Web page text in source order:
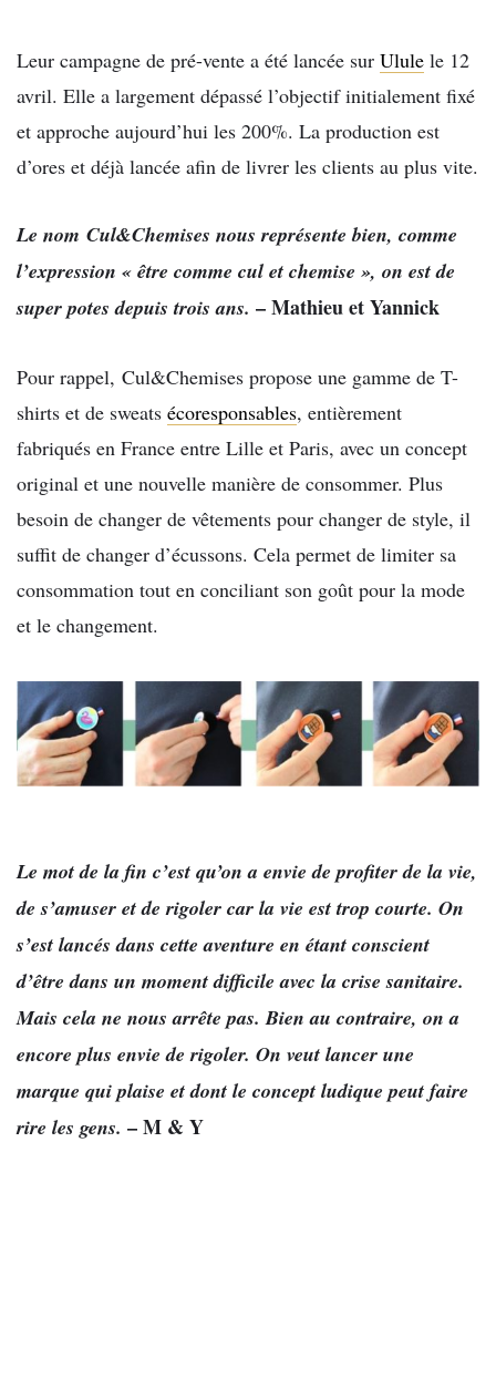
Leur campagne de pré-vente a été lancée sur Ulule le 12
avril. Elle a largement dépassé l’objectif initialement fixé
et approche aujourd’hui les 200%. La production est
d’ores et déjà lancée afin de livrer les clients au plus vite.
Le nom Cul&Chemises nous représente bien, comme
l’expression « être comme cul et chemise », on est de
super potes depuis trois ans. – Mathieu et Yannick
Pour rappel, Cul&Chemises propose une gamme de T-
shirts et de sweats écoresponsables, entièrement
fabriqués en France entre Lille et Paris, avec un concept
original et une nouvelle manière de consommer. Plus
besoin de changer de vêtements pour changer de style, il
suffit de changer d’écussons. Cela permet de limiter sa
consommation tout en conciliant son goût pour la mode
et le changement.
Le mot de la fin c’est qu’on a envie de profiter de la vie,
de s’amuser et de rigoler car la vie est trop courte. On
s’est lancés dans cette aventure en étant conscient
d’être dans un moment difficile avec la crise sanitaire.
Mais cela ne nous arrête pas. Bien au contraire, on a
encore plus envie de rigoler. On veut lancer une
marque qui plaise et dont le concept ludique peut faire
rire les gens. – M & Y